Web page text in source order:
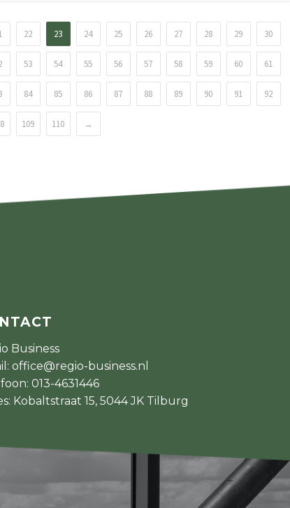
22 23 24 25 26 27 28 29 30
53 54 55 56 57 58 59 60 61
84 85 86 87 88 89 90 91 92
109 110 →
Business
office@regio-business.nl
013-4631446
Kobaltstraat 15, 5044 JK Tilburg